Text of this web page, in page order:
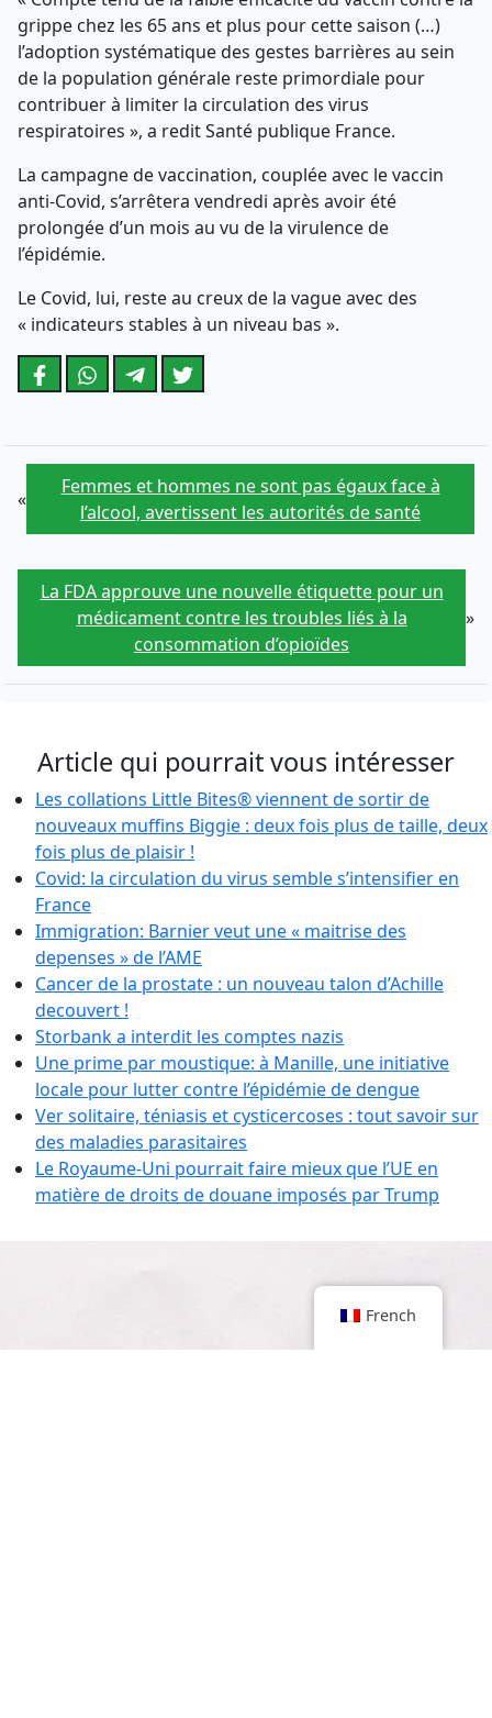
grippe chez les 65 ans et plus pour cette saison (…)
l’adoption systématique des gestes barrières au sein
de la population générale reste primordiale pour
contribuer à limiter la circulation des virus
respiratoires », a redit Santé publique France.
La campagne de vaccination, couplée avec le vaccin
anti-Covid, s’arrêtera vendredi après avoir été
prolongée d’un mois au vu de la virulence de
l’épidémie.
Le Covid, lui, reste au creux de la vague avec des
« indicateurs stables à un niveau bas ».
«
Femmes et hommes ne sont pas égaux face à
l’alcool, avertissent les autorités de santé
La FDA approuve une nouvelle étiquette pour un
médicament contre les troubles liés à la
consommation d’opioïdes
»
Article qui pourrait vous intéresser
Les collations Little Bites® viennent de sortir de
nouveaux muffins Biggie : deux fois plus de taille, deux
fois plus de plaisir !
Covid: la circulation du virus semble s’intensifier en
France
Immigration: Barnier veut une « maitrise des
depenses » de l’AME
Cancer de la prostate : un nouveau talon d’Achille
decouvert !
Storbank a interdit les comptes nazis
Une prime par moustique: à Manille, une initiative
locale pour lutter contre l’épidémie de dengue
Ver solitaire, téniasis et cysticercoses : tout savoir sur
des maladies parasitaires
Le Royaume-Uni pourrait faire mieux que l’UE en
matière de droits de douane imposés par Trump
French